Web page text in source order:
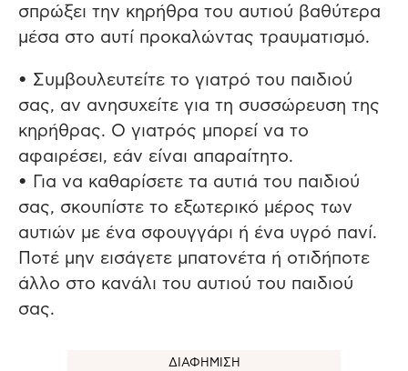
σπρώξει την κηρήθρα του αυτιού βαθύτερα
μέσα στο αυτί προκαλώντας τραυματισμό.
• Συμβουλευτείτε το γιατρό του παιδιού
σας, αν ανησυχείτε για τη συσσώρευση της
κηρήθρας. Ο γιατρός μπορεί να το
αφαιρέσει, εάν είναι απαραίτητο.
• Για να καθαρίσετε τα αυτιά του παιδιού
σας, σκουπίστε το εξωτερικό μέρος των
αυτιών με ένα σφουγγάρι ή ένα υγρό πανί.
Ποτέ μην εισάγετε μπατονέτα ή οτιδήποτε
άλλο στο κανάλι του αυτιού του παιδιού
σας.